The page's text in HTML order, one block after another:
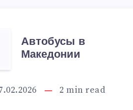
Автобусы в
Македонии
2 min read